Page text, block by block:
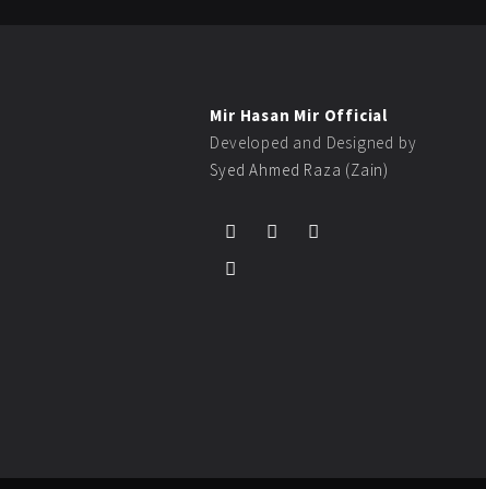
Mir Hasan Mir Official
Developed and Designed by
Syed Ahmed Raza (Zain)